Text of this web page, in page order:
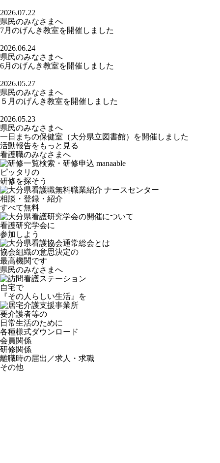
2026.07.22
県民のみなさまへ
7月のげんき教室を開催しました
2026.06.24
県民のみなさまへ
6月のげんき教室を開催しました
2026.05.27
県民のみなさまへ
５月のげんき教室を開催しました
2026.05.23
県民のみなさまへ
一日まちの保健室（大分県立図書館）を開催しました
活動報告をもっと見る
看護職のみなさまへ
ピッタリの
研修を探そう
相談・登録・紹介
すべて無料
看護研究学会に
参加しよう
協会組織の意思決定の
最高機関です
県民のみなさまへ
自宅で
『その人らしい生活』を
要介護者等の
日常生活のために
各種様式ダウンロード
会員関係
研修関係
離職時の届出／求人・求職
その他